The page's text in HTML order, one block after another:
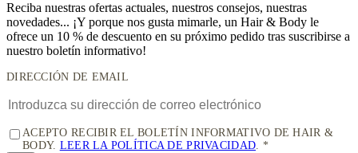
Reciba nuestras ofertas actuales, nuestros consejos, nuestras
novedades... ¡Y porque nos gusta mimarle, un Hair & Body le
ofrece un 10 % de descuento en su próximo pedido tras suscribirse a
nuestro boletín informativo!
DIRECCIÓN DE EMAIL
ACEPTO RECIBIR EL BOLETÍN INFORMATIVO DE HAIR &
BODY. LEER LA POLÍTICA DE PRIVACIDAD.